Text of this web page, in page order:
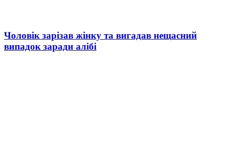
Чоловік зарізав жінку та вигадав нещасний
випадок заради алібі